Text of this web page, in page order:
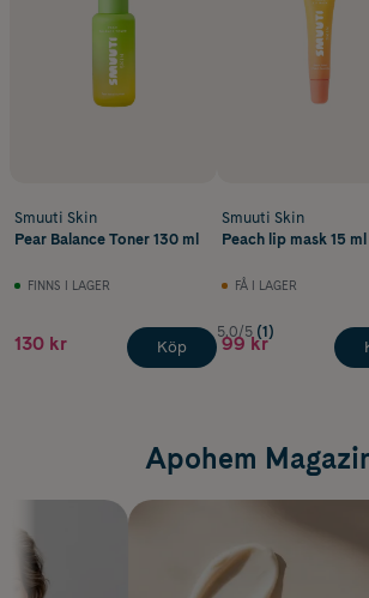
Smuuti Skin
Pear Balance Toner 130 ml
FINNS I LAGER
130 kr Köp
Smuuti Skin
Peach lip mask 15 ml
FÅ I LAGER
5.0/5 (1)
99 kr
Apohem